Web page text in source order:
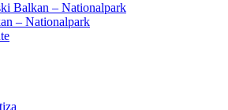
Balkan – Nationalpark
– Nationalpark